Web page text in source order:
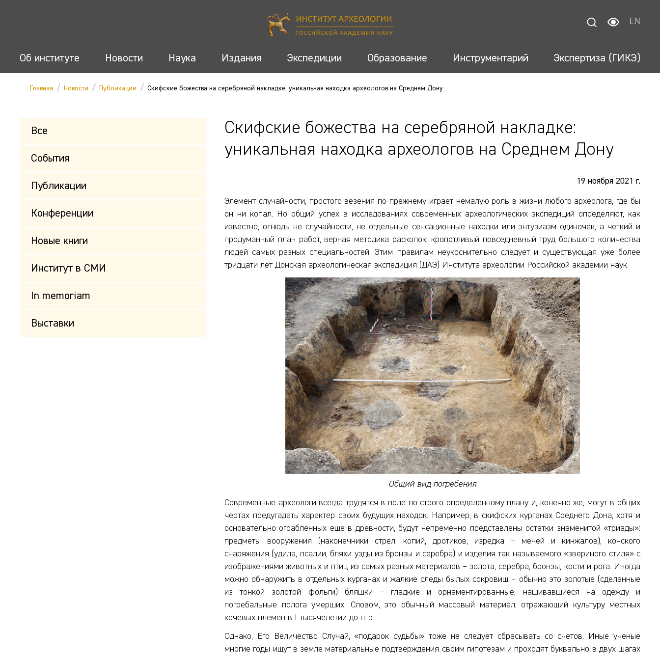
EN
Об институте Новости Наука Издания Экспедиции Образование Инструментарий Экспертиза (ГИКЭ)
Главная / Новости / Публикации / Скифские божества на серебряной накладке: уникальная находка археологов на Среднем Дону
Все
События
Публикации
Конференции
Новые книги
Институт в СМИ
In memoriam
Выставки
Скифские божества на серебряной накладке:
уникальная находка археологов на Среднем Дону
19 ноября 2021 г.
Элемент случайности, простого везения по-прежнему играет немалую роль в жизни любого археолога, где бы
он ни копал. Но общий успех в исследованиях современных археологических экспедиций определяют, как
известно, отнюдь не случайности, не отдельные сенсационные находки или энтузиазм одиночек, а четкий и
продуманный план работ, верная методика раскопок, кропотливый повседневный труд большого количества
людей самых разных специальностей. Этим правилам неукоснительно следует и существующая уже более
тридцати лет Донская археологическая экспедиция (ДАЭ) Института археологии Российской академии наук.
Общий вид погребения
Современные археологи всегда трудятся в поле по строго определенному плану и, конечно же, могут в общих
чертах предугадать характер своих будущих находок. Например, в скифских курганах Среднего Дона, хотя и
основательно ограбленных еще в древности, будут непременно представлены остатки знаменитой «триады»:
предметы вооружения (наконечники стрел, копий, дротиков, изредка – мечей и кинжалов), конского
снаряжения (удила, псалии, бляхи узды из бронзы и серебра) и изделия так называемого «звериного стиля» с
изображениями животных и птиц из самых разных материалов – золота, серебра, бронзы, кости и рога. Иногда
можно обнаружить в отдельных курганах и жалкие следы былых сокровищ – обычно это золотые (сделанные
из тонкой золотой фольги) бляшки – гладкие и орнаментированные, нашивавшиеся на одежду и
погребальные полога умерших. Словом, это обычный массовый материал, отражающий культуру местных
кочевых племен в I тысячелетии до н. э.
Однако, Его Величество Случай, «подарок судьбы» тоже не следует сбрасывать со счетов. Иные ученые
многие годы ищут в земле материальные подтверждения своим гипотезам и проходят буквально в двух шагах